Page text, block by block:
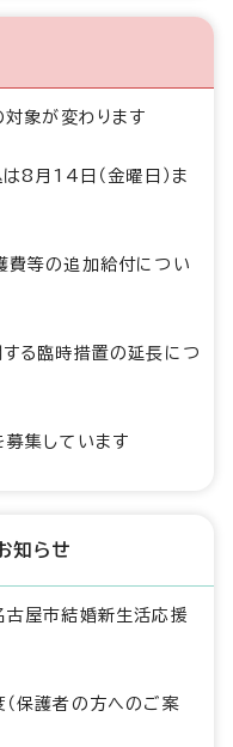
象が変わります
8月14日（金曜日）ま
費等の追加給付につい
る臨時措置の延長につ
集しています
知らせ
屋市結婚新生活応援
保護者の方へのご案